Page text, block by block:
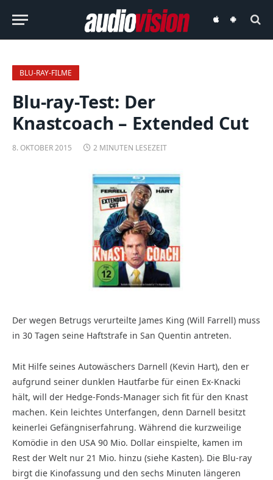
audiovisionaudiovision
BLU-RAY-FILME
Blu-ray-Test: Der
Knastcoach – Extended Cut
8. OKTOBER 2015 2 MINUTEN LESEZEIT
Der wegen Betrugs verurteilte James King (Will Farrell) muss
in 30 Tagen seine Haftstrafe in San Quentin antreten.
Mit Hilfe seines Autowäschers Darnell (Kevin Hart), den er
aufgrund seiner dunklen Hautfarbe für einen Ex-Knacki
hält, will der Hedge-Fonds-Manager sich fit für den Knast
machen. Kein leichtes Unterfangen, denn Darnell besitzt
keinerlei Gefängniserfahrung. Während die kurzweilige
Komödie in den USA 90 Mio. Dollar einspielte, kamen im
Rest der Welt nur 21 Mio. hinzu (siehe Kasten). Die Blu-ray
birgt die Kinofassung und den sechs Minuten längeren